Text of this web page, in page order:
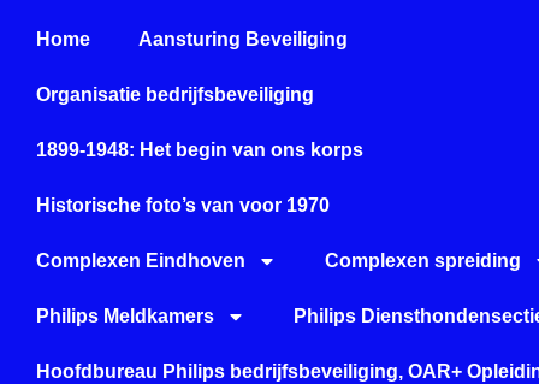
Home Aansturing Beveiliging
Organisatie bedrijfsbeveiliging
1899-1948: Het begin van ons korps
Historische foto’s van voor 1970
Complexen Eindhoven Complexen spreiding
Philips Meldkamers Philips
Hoofdbureau Philips bedrijfsbeveiliging, OAR+